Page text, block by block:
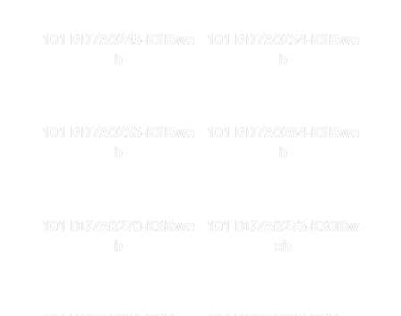
101 DD7A0243-KSKwe
b
101 DD7A0254-KSKwe
b
101 DD7A0255-KSKwe
b
101 DD7A0264-KSKwe
b
101 DD7A0270-KSKwe
b
101 DD7A0275-KS0Kw
eb